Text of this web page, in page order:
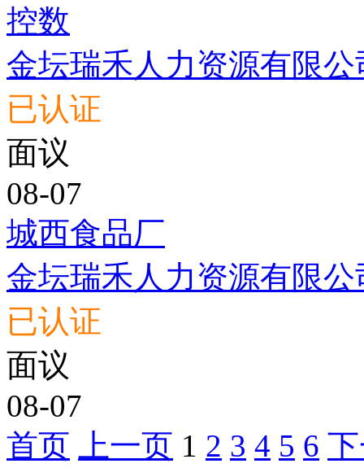
控数
金坛瑞禾人力资源有限公
已认证
面议
08-07
城西食品厂
金坛瑞禾人力资源有限公
已认证
面议
08-07
首页
上一页 1 2 3 4 5 6